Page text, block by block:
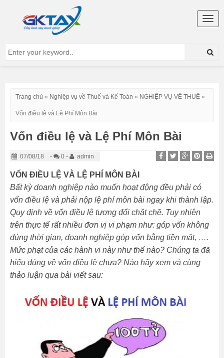
Trang chủ » Nghiệp vụ về Thuế và Kế Toán » NGHIỆP VỤ VỀ THUẾ »
Vốn điều lệ và Lệ Phí Môn Bài
Vốn điều lệ và Lệ Phí Môn Bài
07/08/18 - 0 - admin
VỐN ĐIỀU LỆ VÀ LỆ PHÍ MÔN BÀI
Bất kỳ doanh nghiệp nào muốn hoạt động đều phải có
vốn điều lệ và phải nộp lệ phí môn bài ngay khi thành lập.
Quy định về vốn điều lệ tương đối chặt chẽ. Tuy nhiên
trên thực tế rất nhiều đơn vị vi phạm như: góp vốn không
đúng thời gian, doanh nghiệp góp vốn bằng tiền mặt, ….
Mức phạt của các hành vi này như thế nào? Chúng ta đã
hiểu đúng về vốn điều lệ chưa? Nào hãy xem và cùng
thảo luận qua bài viết sau: